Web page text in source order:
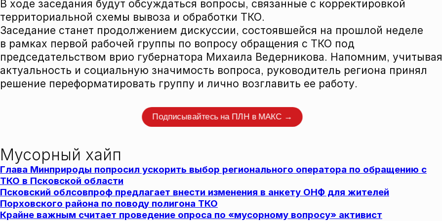
В ходе заседания будут обсуждаться вопросы, связанные с корректировкой
территориальной схемы вывоза и обработки ТКО.
Заседание станет продолжением дискуссии, состоявшейся на прошлой неделе
в рамках первой рабочей группы по вопросу обращения с ТКО под
председательством врио губернатора Михаила Ведерникова. Напомним, учитывая
актуальность и социальную значимость вопроса, руководитель региона принял
решение переформатировать группу и лично возглавить ее работу.
Подписывайтесь на ПЛН в МАКС →
Мусорный хайп
Глава Минприроды попросил ускорить выбор регионального оператора по обращению с
ТКО в Псковской области
Псковский облсовпроф предлагает внести изменения в анкету ОНФ для жителей
Порховского района по поводу полигона ТКО
Крайне важным считает проведение опроса по «мусорному вопросу» активист